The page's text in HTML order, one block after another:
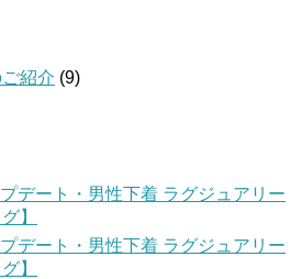
紹介 (9)
デート・男性下着 ラグジュアリー
】
デート・男性下着 ラグジュアリー
】